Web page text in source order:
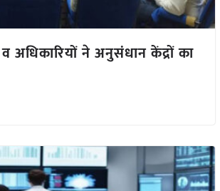
व अधिकारियों ने अनुसंधान केंद्रों का